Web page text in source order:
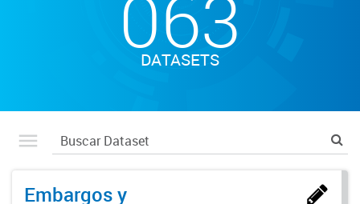
063
DATASETS
Embargos y